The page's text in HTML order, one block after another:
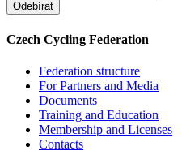
Czech Cycling Federation
Federation structure
For Partners and Media
Documents
Training and Education
Membership and Licenses
Contacts